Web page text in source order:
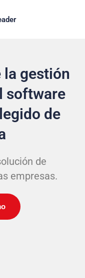
la gestión
software
de
de
empresas.